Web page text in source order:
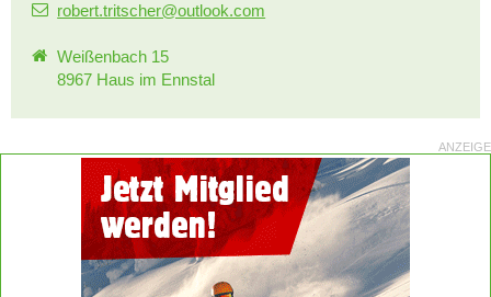
robert.tritscher@outlook.com
Weißenbach 15
8967 Haus im Ennstal
ANZEIGE